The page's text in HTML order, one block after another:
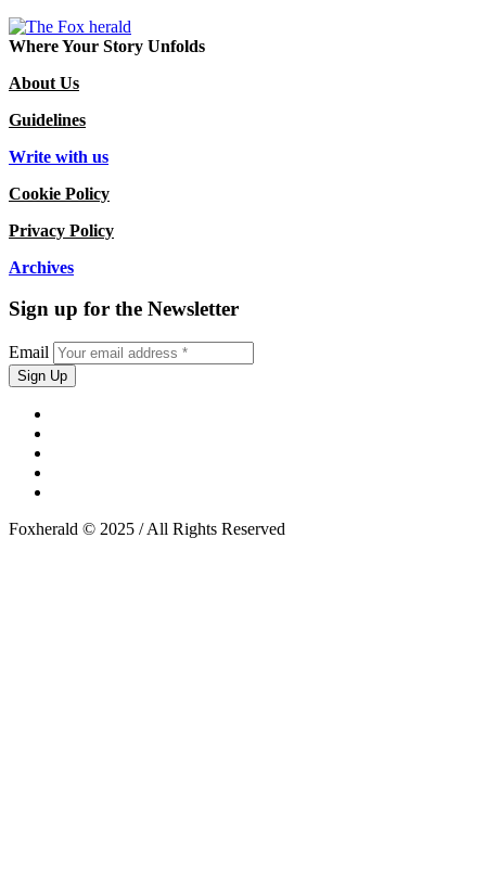
Where Your Story Unfolds
About Us
Guidelines
Write with us
Cookie Policy
Privacy Policy
Archives
Sign up for the Newsletter
Email
Foxherald © 2025 / All Rights Reserved